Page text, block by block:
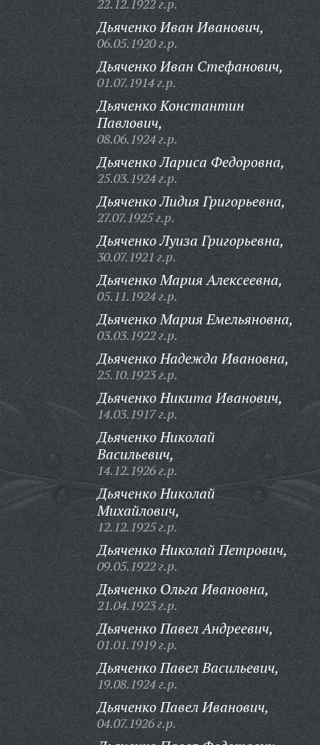
22.12.1922 г.р.
Дьяченко Иван Иванович,
06.05.1920 г.р.
Дьяченко Иван Стефанович,
01.07.1914 г.р.
Дьяченко Константин
Павлович,
08.06.1924 г.р.
Дьяченко Лариса Федоровна,
25.03.1924 г.р.
Дьяченко Лидия Григорьевна,
27.07.1925 г.р.
Дьяченко Луиза Григорьевна,
30.07.1921 г.р.
Дьяченко Мария Алексеевна,
05.11.1924 г.р.
Дьяченко Мария Емельяновна,
03.03.1922 г.р.
Дьяченко Надежда Ивановна,
25.10.1923 г.р.
Дьяченко Никита Иванович,
14.03.1917 г.р.
Дьяченко Николай
Васильевич,
14.12.1926 г.р.
Дьяченко Николай
Михайлович,
12.12.1925 г.р.
Дьяченко Николай Петрович,
09.05.1922 г.р.
Дьяченко Ольга Ивановна,
21.04.1923 г.р.
Дьяченко Павел Андреевич,
01.01.1919 г.р.
Дьяченко Павел Васильевич,
19.08.1924 г.р.
Дьяченко Павел Иванович,
04.07.1926 г.р.